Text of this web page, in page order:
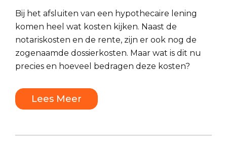
Bij het afsluiten van een hypothecaire lening
komen heel wat kosten kijken. Naast de
notariskosten en de rente, zijn er ook nog de
zogenaamde dossierkosten. Maar wat is dit nu
precies en hoeveel bedragen deze kosten?
Lees Meer